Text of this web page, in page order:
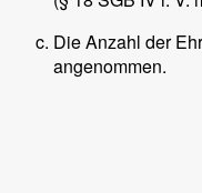
Die Anzahl der
angenommen.